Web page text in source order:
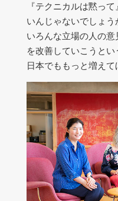
『テクニカルは黙っ
いんじゃないでしょ
いろんな立場の人の
を改善していこうと
日本でももっと増えて